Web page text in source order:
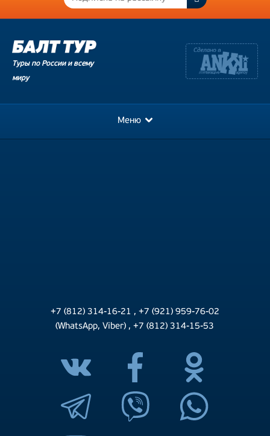
Туры по России и всему
миру
Меню
+7 (812) 314-16-21 , +7 (921) 959-76-02
(WhatsApp, Viber) ,+7 (812) 314-15-53